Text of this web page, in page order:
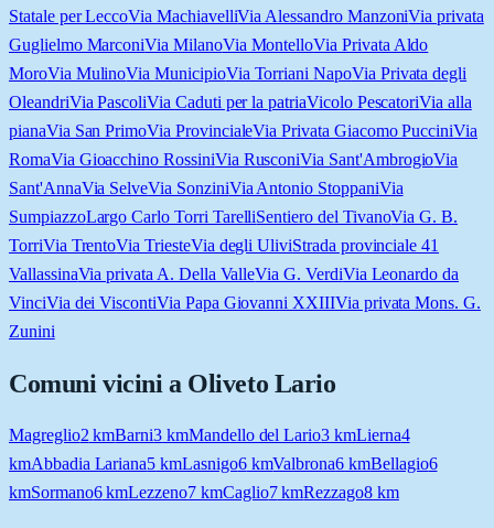
Statale per LeccoVia MachiavelliVia Alessandro ManzoniVia privata
Guglielmo MarconiVia MilanoVia MontelloVia Privata Aldo
MoroVia MulinoVia MunicipioVia Torriani NapoVia Privata degli
OleandriVia PascoliVia Caduti per la patriaVicolo PescatoriVia alla
pianaVia San PrimoVia ProvincialeVia Privata Giacomo PucciniVia
RomaVia Gioacchino RossiniVia RusconiVia Sant'AmbrogioVia
Sant'AnnaVia SelveVia SonziniVia Antonio StoppaniVia
SumpiazzoLargo Carlo Torri TarelliSentiero del TivanoVia G. B.
TorriVia TrentoVia TriesteVia degli UliviStrada provinciale 41
VallassinaVia privata A. Della ValleVia G. VerdiVia Leonardo da
VinciVia dei ViscontiVia Papa Giovanni XXIIIVia privata Mons. G.
Zunini
Comuni vicini a Oliveto Lario
Magreglio2 kmBarni3 kmMandello del Lario3 kmLierna4
kmAbbadia Lariana5 kmLasnigo6kmValbrona6 kmBellagio6
kmSormano6kmLezzeno7 kmCaglio7kmRezzago8 km